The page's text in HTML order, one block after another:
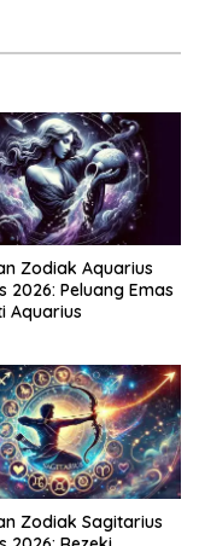
Zodiak Aquarius
2026: Peluang Emas
Aquarius
Zodiak Sagitarius